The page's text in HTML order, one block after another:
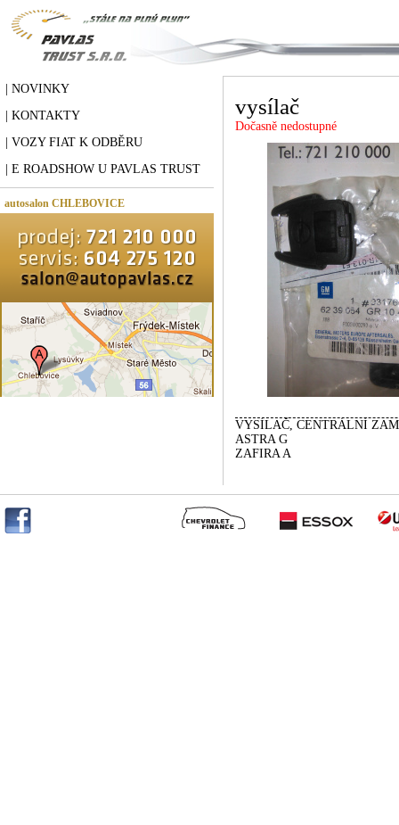
| NOVINKY
| KONTAKTY
| VOZY FIAT K ODBĚRU
| E ROADSHOW U PAVLAS TRUST
autosalon CHLEBOVICE
vysílač
Dočasně nedostupné
VYSÍLAČ, CENTRÁLNÍ
ASTRA G
ZAFIRA A